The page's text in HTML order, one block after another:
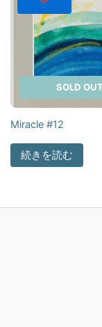
SOLD
Miracle #12
続きを読む